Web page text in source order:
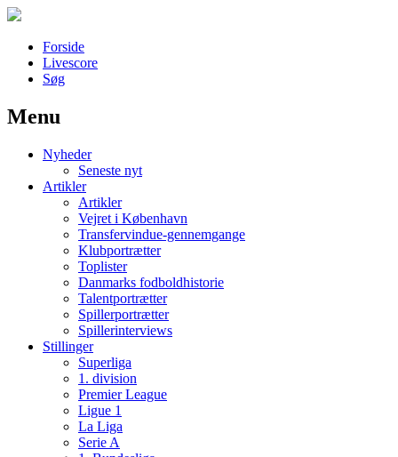
Forside
Livescore
Søg
Наши партнеры
лучшие займы
Menu
Nyheder
Seneste nyt
Artikler
Artikler
Vejret i København
Transfervindue-gennemgange
Klubportrætter
Toplister
Danmarks fodboldhistorie
Talentportrætter
Spillerportrætter
Spillerinterviews
Stillinger
Superliga
1. division
Premier League
Ligue 1
La Liga
Serie A